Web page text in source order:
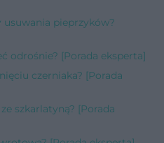
usuwania pieprzyków?
odrośnie? [Porada eksperta]
czerniaka? [Porada
szkarlatyną? [Porada